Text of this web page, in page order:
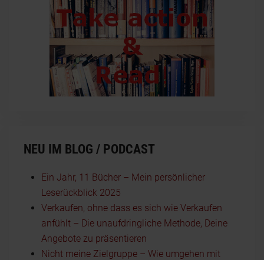
NEU IM BLOG / PODCAST
Ein Jahr, 11 Bücher – Mein persönlicher
Leserückblick 2025
Verkaufen, ohne dass es sich wie Verkaufen
anfühlt – Die unaufdringliche Methode, Deine
Angebote zu präsentieren
Nicht meine Zielgruppe – Wie umgehen mit